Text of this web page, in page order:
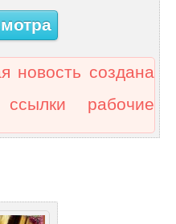
новость создана
рабочие